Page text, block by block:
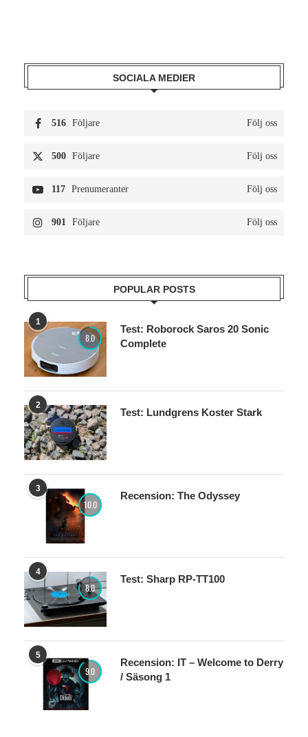
SOCIALA MEDIER
516 Följare Följ oss
500 Följare Följ oss
117 Prenumeranter Följ oss
901 Följare Följ oss
POPULAR POSTS
1
8.0
Test: Roborock Saros 20 Sonic
Complete
2
Test: Lundgrens Koster Stark
3
10.0
Recension: The Odyssey
4
8.0
Test: Sharp RP-TT100
5
9.0
Recension: IT – Welcome to Derry
/ Säsong 1